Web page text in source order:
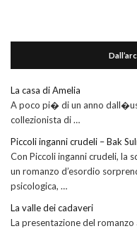
La casa di Amelia
A poco pi� di un anno
collezionista di …
Piccoli inganni crudeli – Bak
Con Piccoli inganni crudeli, la
un romanzo d’esordio
psicologica, …
La valle dei cadaveri
La presentazione del